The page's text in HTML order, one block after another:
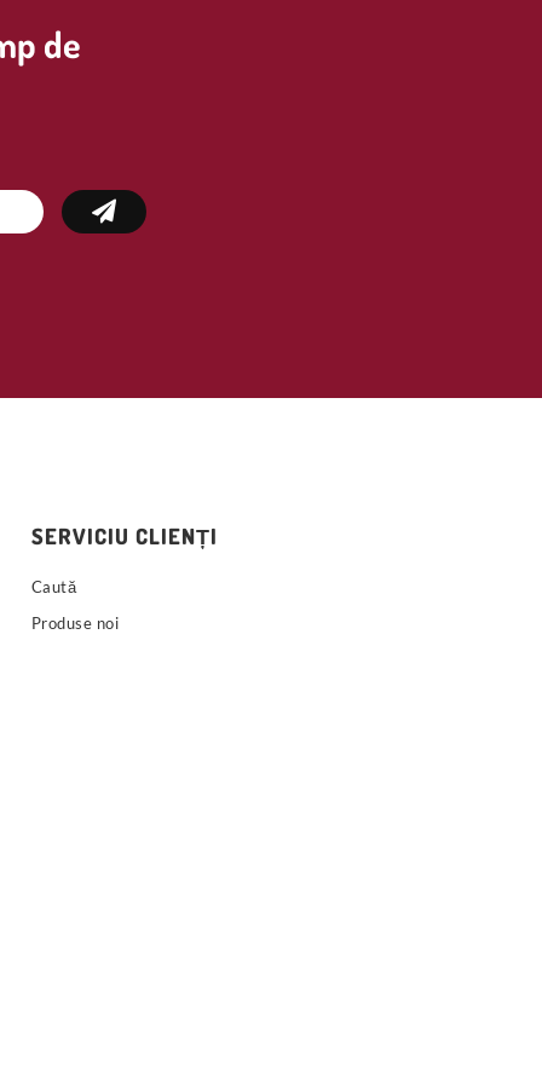
de
SERVICIU CLIENȚI
Caută
Produse noi